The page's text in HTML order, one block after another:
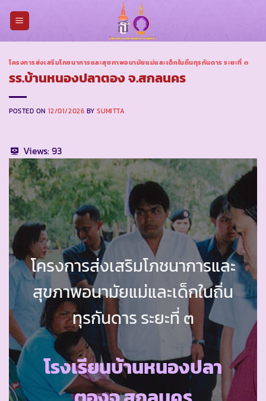
โครงการส่งเสริมโภชนาการและสุขภาพอนามัยแม่และเด็กในถิ่นทุรกันดาร ระยะที่ ๓
รร.บ้านหนองปลาตอง จ.สกลนคร
POSTED ON 12/01/2026 BYSUMITTA
Views:93
โครงการส่งเสริมโภชนาการและ
สุขภาพอนามัยแม่และเด็กในถิ่น
ทุรกันดาร ระยะที่ ๓
โรงเรียนบ้านหนองปลา